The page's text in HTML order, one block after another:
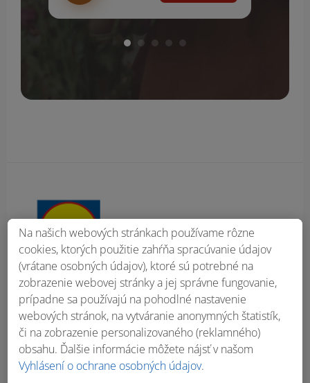
Na našich webových stránkach používame rôzne
cookies, ktorých použitie zahŕňa spracúvanie údajov
(vrátane osobných údajov), ktoré sú potrebné na
zobrazenie webovej stránky a jej správne fungovanie,
prípadne sa používajú na pohodlné nastavenie
webových stránok, na vytváranie anonymných štatistík,
či na zobrazenie personalizovaného (reklamného)
obsahu. Ďalšie informácie môžete nájsť v našom
Vyhlásení o ochrane osobných údajov.